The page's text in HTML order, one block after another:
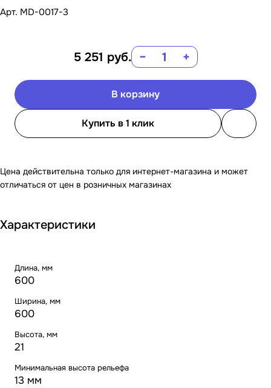
Арт. MD-0017-3
5 251 руб. − +
В корзину
Купить в 1 клик
Цена действительна только для интернет-магазина и может
отличаться от цен в розничных магазинах
Характеристики
Длина, мм
600
Ширина, мм
600
Высота, мм
21
Минимальная высота рельефа
13 мм